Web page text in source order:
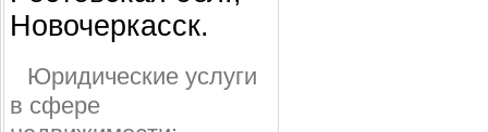
Новочеркасск.
Юридические услуги
в сфере